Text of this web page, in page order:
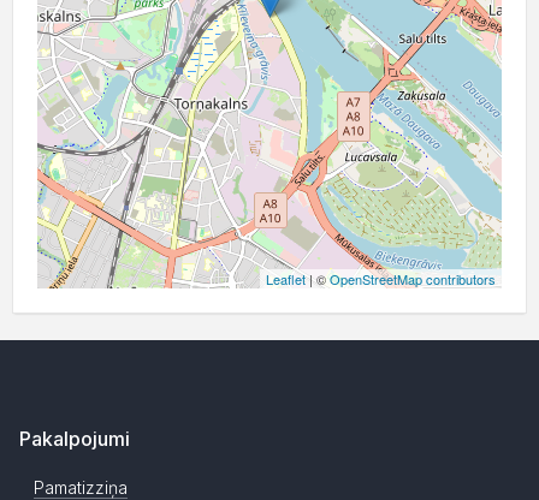
Leaflet| ©OpenStreetMap contributors
Pakalpojumi
Pamatizziņa